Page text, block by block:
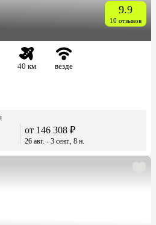
9.9
10 отзывов
40 км
везде
от 146 308 ₽
26 авг. - 3 сент., 8 н.